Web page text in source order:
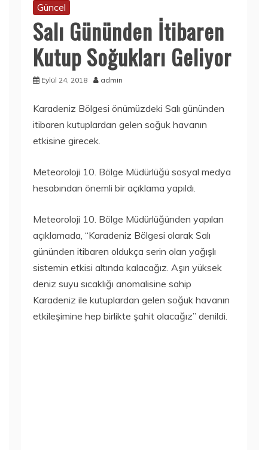
Güncel
Salı Gününden İtibaren
Kutup Soğukları Geliyor
Eylül 24, 2018 admin
Karadeniz Bölgesi önümüzdeki Salı gününden
itibaren kutuplardan gelen soğuk havanın
etkisine girecek.
Meteoroloji 10. Bölge Müdürlüğü sosyal medya
hesabından önemli bir açıklama yapıldı.
Meteoroloji 10. Bölge Müdürlüğünden yapılan
açıklamada, “Karadeniz Bölgesi olarak Salı
gününden itibaren oldukça serin olan yağışlı
sistemin etkisi altında kalacağız. Aşırı yüksek
deniz suyu sıcaklığı anomalisine sahip
Karadeniz ile kutuplardan gelen soğuk havanın
etkileşimine hep birlikte şahit olacağız” denildi.